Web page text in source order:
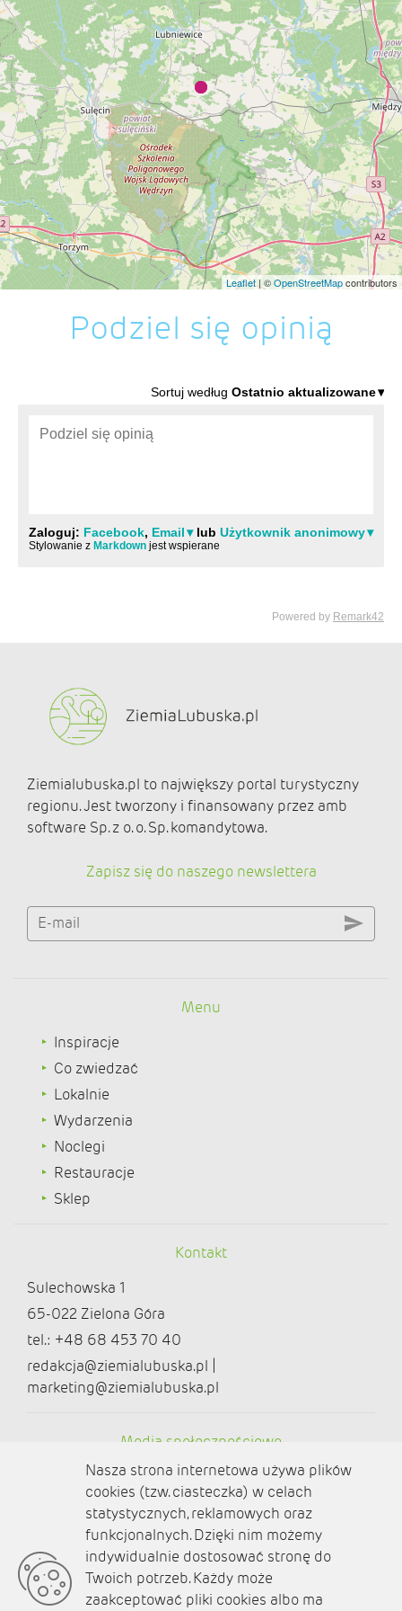
Leaflet| ©OpenStreetMapcontributors
Podziel się opinią
Ziemialubuska.pl to największy portal turystyczny
regionu. Jest tworzony i finansowany przez amb
software Sp. z o. o. Sp. komandytowa.
Zapisz się do naszego newslettera
E-mail
Menu
Inspiracje
Co zwiedzać
Lokalnie
Wydarzenia
Noclegi
Restauracje
Sklep
Kontakt
Sulechowska 1
65-022 Zielona Góra
tel.: +48 68 453 70 40
redakcja@ziemialubuska.pl |
marketing@ziemialubuska.pl
Media społecznościowe
O nas
Kontakt
Polityka prywatności
Nasza strona internetowa używa plików
cookies (tzw. ciasteczka) w celach
statystycznych, reklamowych oraz
funkcjonalnych. Dzięki nim możemy
indywidualnie dostosować stronę do
Twoich potrzeb. Każdy może
zaakceptować pliki cookies albo ma